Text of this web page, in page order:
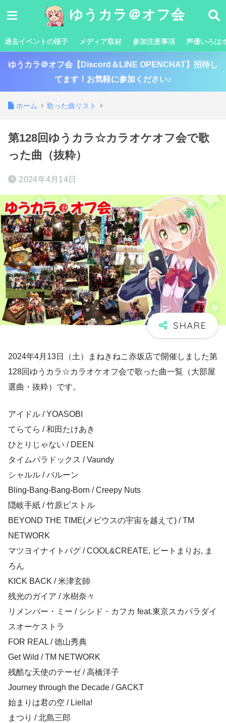
ゆうカラ＠オフ会
過去イベントの様子 メディア取材 参加注意事項 声優いろは
ゆうカラ＠オフ会【Discord＆LINE OPENCHAT】招待し
てます！お気軽に参加ください♪
ホーム 歌った曲リスト
第128回ゆうカラ☆カラオケオフ会で歌
った曲（抜粋）
2024年4月14日
2024年4月13日（土）まねきねこ赤坂店で開催しました第
128回ゆうカラ☆カラオケオフ会で歌った曲一覧（大部屋
選曲・抜粋）です。
アイドル / YOASOBI
てらてら / 和田たけあき
ひとりじゃない / DEEN
タイムパラドックス / Vaundy
シャルル / バルーン
Bling-Bang-Bang-Born / Creepy Nuts
隠岐手紙 / 竹原ピストル
BEYOND THE TIME(メビウスの宇宙を越えて) / TM
NETWORK
マツヨイナイトバグ / COOL&CREATE, ビートまりお, ま
ろん
KICK BACK / 米津玄師
残光のガイア / 水樹奈々
リメンバー・ミー / シシド・カフカ feat.東京スカパラダイ
スオーケストラ
FOR REAL / 徳山秀典
Get Wild / TM NETWORK
残酷な天使のテーゼ / 高橋洋子
Journey through the Decade / GACKT
始まりは君の空 / Liella!
まつり / 北島三郎